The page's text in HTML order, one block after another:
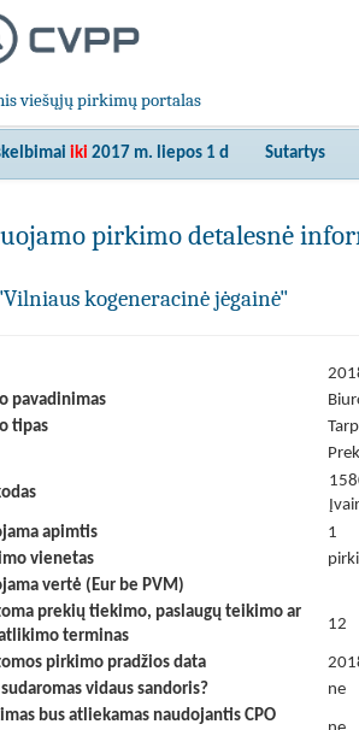
viešųjų pirkimų portalas
iki 2017 m. liepos 1 d Sutartys
pirkimo detalesnė
kogeneracinė jėgainė"
pavadinimas
tipas
apimtis
1
vienetas
vertė (Eur be PVM)
prekių tiekimo, paslaugų teikimo ar
terminas
12
pirkimo pradžios data
vidaus sandoris?
ne
bus atliekamas naudojantis CPO